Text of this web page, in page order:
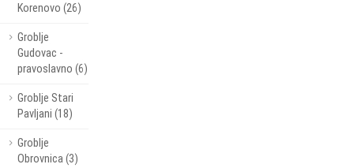
Korenovo (26)
Groblje
Gudovac -
pravoslavno (6)
Groblje Stari
Pavljani (18)
Groblje
Obrovnica (3)